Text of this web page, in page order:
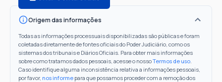
Origem das informações
Todas as informações processuais disponibilizadas são públicas e foram
coletadas diretamente de fontes oficiais do Poder Judiciário, como os
sistemas dos tribunais e Diários Oficiais. Para obter mais informações
sobre como tratamos dados pessoais, acesse o nossoTermos de uso.
Caso identifique alguma inconsistência relativa a informações pessoais,
por favor, nos informe para que possamos proceder com a remoção dos